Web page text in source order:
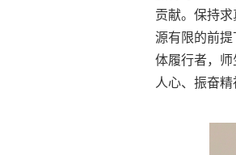
贡献。保持
源有限的前
体履行者，
人心、振奋精